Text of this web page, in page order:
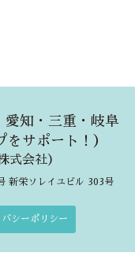
知・三重・岐阜
サポート！）
式会社）
新栄ソレイユビル 303号
バシーポリシー